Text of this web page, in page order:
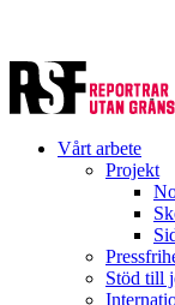
Vårt arbete
Projekt
Stöd till